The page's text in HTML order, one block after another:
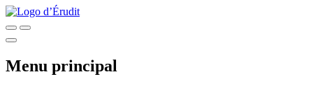
Menu principal